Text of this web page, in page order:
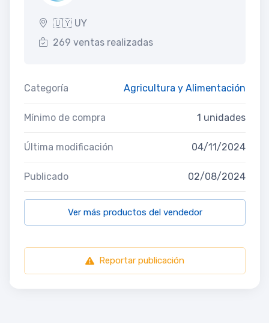
🇺🇾 UY
269 ventas realizadas
Categoría Agricultura y Alimentación
Mínimo de compra 1 unidades
Última modificación 04/11/2024
Publicado 02/08/2024
Ver más productos del vendedor
Reportar publicación